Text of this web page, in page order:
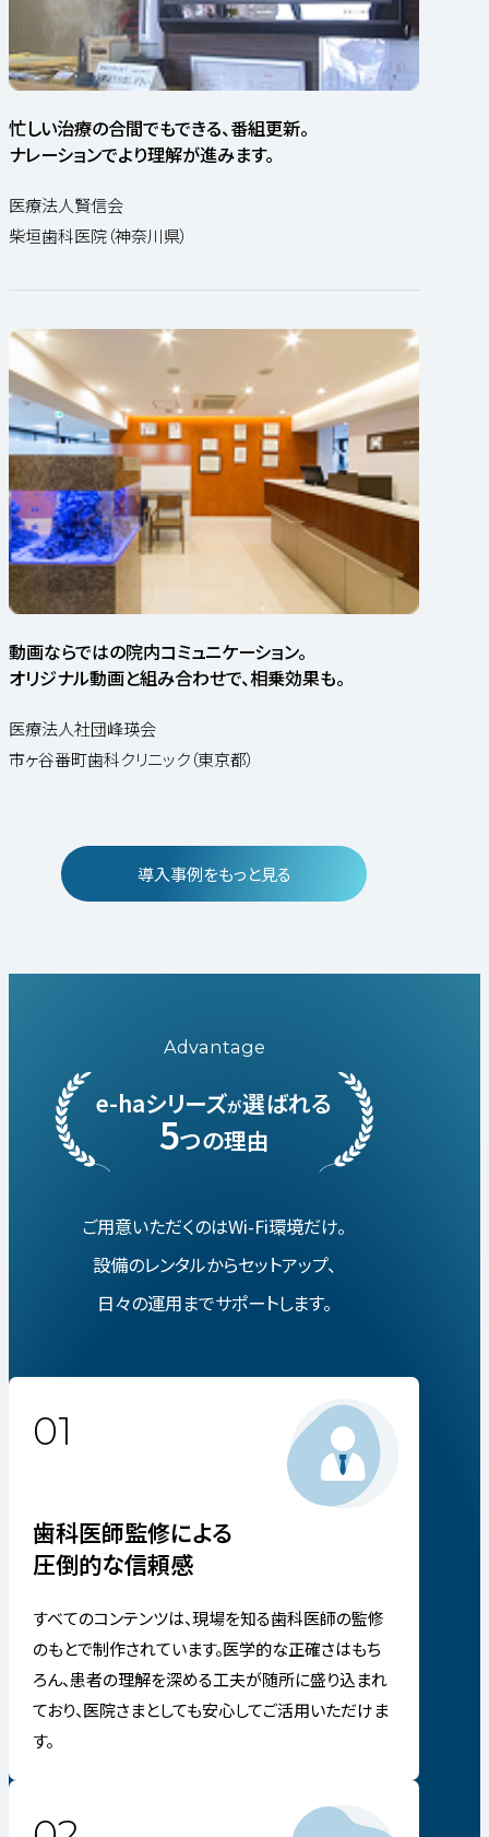
忙しい治療の合間でもできる、番組更新。
ナレーションでより理解が進みます。
医療法人賢信会
柴垣歯科医院（神奈川県）
動画ならではの院内コミュニケーション。
オリジナル動画と組み合わせで、相乗効果も。
医療法人社団峰瑛会
市ヶ谷番町歯科クリニック（東京都）
導入事例をもっと見る
Advantage
e-haシリーズが選ばれる
5つの理由
ご用意いただくのはWi-Fi環境だけ。
設備のレンタルからセットアップ、
日々の運用までサポートします。
01
歯科医師監修による
圧倒的な信頼感
すべてのコンテンツは、現場を知る歯科医師の監修
のもとで制作されています。医学的な正確さはもち
ろん、患者の理解を深める工夫が随所に盛り込まれ
ており、医院さまとしても安心してご活用いただけま
す。